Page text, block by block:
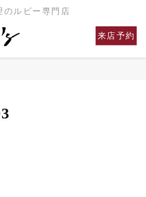
のルビー専門店
来店予約